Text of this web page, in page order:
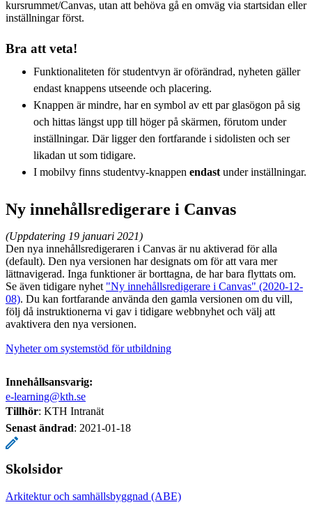
kursrummet/Canvas, utan att behöva gå en omväg via startsidan eller
inställningar först.
Bra att veta!
Funktionaliteten för studentvyn är oförändrad, nyheten gäller
endast knappens utseende och placering.
Knappen är mindre, har en symbol av ett par glasögon på sig
och hittas längst upp till höger på skärmen, förutom under
inställningar. Där ligger den fortfarande i sidolisten och ser
likadan ut som tidigare.
I mobilvy finns studentvy-knappen endast under inställningar.
Ny innehållsredigerare i Canvas
(Uppdatering 19 januari 2021)
Den nya innehållsredigeraren i Canvas är nu aktiverad för alla
(default). Den nya versionen har designats om för att vara mer
lättnavigerad. Inga funktioner är borttagna, de har bara flyttats om.
Se även tidigare nyhet "Ny innehållsredigerare i Canvas" (2020-12-
08). Du kan fortfarande använda den gamla versionen om du vill,
följ då instruktionerna vi gav i tidigare webbnyhet och välj att
avaktivera den nya versionen.
Nyheter om systemstöd för utbildning
Innehållsansvarig:
e-learning@kth.se
Tillhör: KTH Intranät
Senast ändrad: 2021-01-18
Skolsidor
Arkitektur och samhällsbyggnad (ABE)